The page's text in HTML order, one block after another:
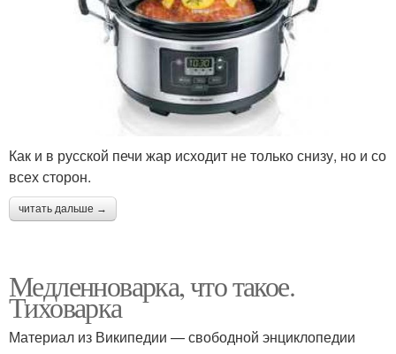
Как и в русской печи жар исходит не только снизу, но и со
всех сторон.
читать дальше →
Медленноварка, что такое.
Тиховарка
Материал из Википедии — свободной энциклопедии